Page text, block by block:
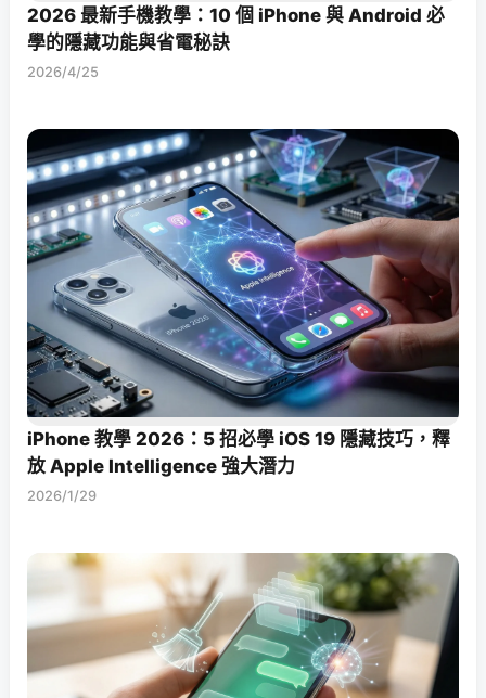
2026 最新手機教學：10 個 iPhone 與 Android 必
學的隱藏功能與省電秘訣
2026/4/25
iPhone 教學 2026：5 招必學 iOS 19 隱藏技巧，釋
放 Apple Intelligence 強大潛力
2026/1/29